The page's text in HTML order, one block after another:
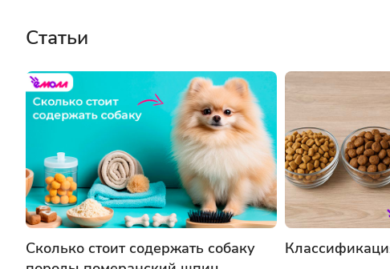
Статьи
Сколько стоит содержать собаку